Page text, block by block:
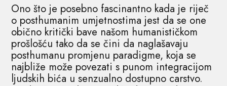
Ono što je posebno fascinantno kada je riječ
o posthumanim umjetnostima jest da se one
obično kritički bave našom humanističkom
prošlošću tako da se čini da naglašavaju
posthumanu promjenu paradigme, koja se
najbliže može povezati s punom integracijom
ljudskih bića u senzualno dostupno carstvo.